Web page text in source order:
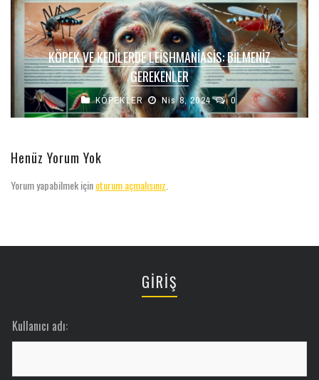
KÖPEK VE KEDILERDE LEISHMANIASIS: BILMENIZ
GEREKENLER
KÖPEKLER Nis 8, 2024 0
Henüz Yorum Yok
Yorum yapabilmek içinoturum açmalısınız
GİRİŞ
Kullanıcı adı: